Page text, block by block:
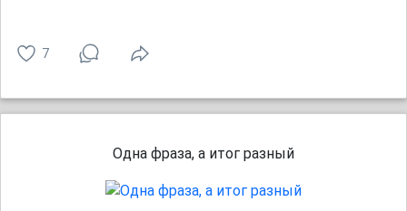
7
Одна фраза, а итог разный